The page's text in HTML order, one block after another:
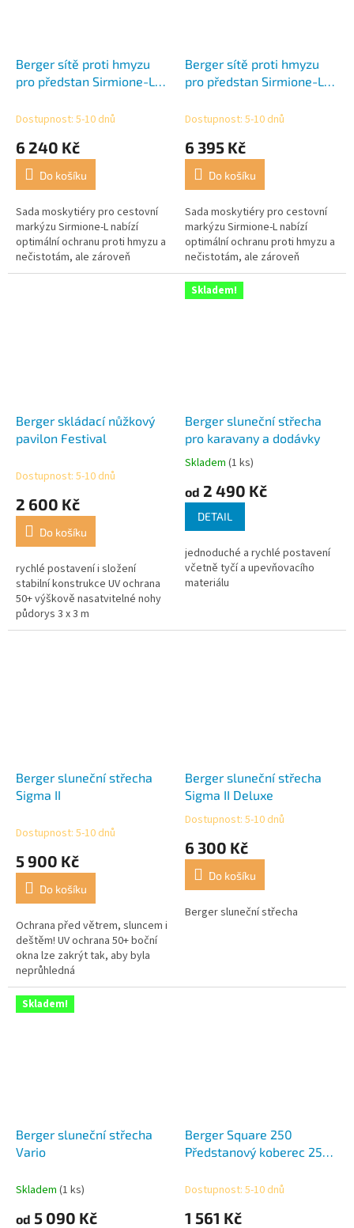
Berger sítě proti hmyzu
pro předstan Sirmione-L
Dostupnost: 5-10 dnů
6 240 Kč
Do košíku
Sada moskytiéry pro cestovní
markýzu Sirmione-L nabízí
optimální ochranu proti hmyzu a
nečistotám, ale zároveň
umožňuje příjemné klima a
Berger sítě proti hmyzu
pro předstan Sirmione-L
Dostupnost: 5-10 dnů
6 395 Kč
Do košíku
Sada moskytiéry pro cestovní
markýzu Sirmione-L nabízí
optimální ochranu proti hmyzu a
nečistotám, ale zároveň
umožňuje příjemné klima a
cirkulaci vzduchu, také nabízí i
určité...
Berger skládací nůžkový
pavilon Festival
Dostupnost: 5-10 dnů
2 600 Kč
Do košíku
rychlé postavení i složení
stabilní konstrukce UV ochrana
50+ výškově nasatvitelné nohy
půdorys 3 x 3 m
Skladem!
Berger sluneční střecha
pro karavany a dodávky
Průměrné
produktu
5
hvězdiček.
Skladem (1 ks)
od 2 490 Kč
DETAIL
jednoduché a rychlé postavení
včetně tyčí a upevňovacího
materiálu
Berger sluneční střecha
Sigma II
Dostupnost: 5-10 dnů
5 900 Kč
Do košíku
Ochrana před větrem, sluncem i
deštěm! UV ochrana 50+ boční
okna lze zakrýt tak, aby byla
neprůhledná
Berger sluneční střecha
Sigma II Deluxe
Průměrné
produktu
5,0
5
Dostupnost: 5-10 dnů
6 300 Kč
Do košíku
Berger sluneční střecha
Skladem!
Berger sluneční střecha
Vario
Skladem (1 ks)
od 5 090 Kč
Berger Square 250
Předstanový koberec 250
Dostupnost: 5-10 dnů
1 561 Kč